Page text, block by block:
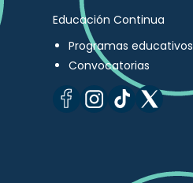
Educación Continua
Programas educativos
Convocatorias